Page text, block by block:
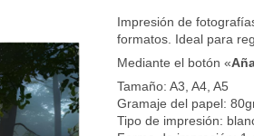
Impresión de
formatos. Ideal para
Mediante el botón «
Tamaño: A3, A4, A5
Gramaje del papel:
Tipo de impresión: